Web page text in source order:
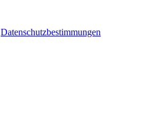
Datenschutzbestimmungen